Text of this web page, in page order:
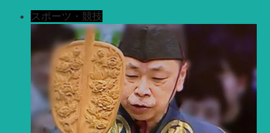
スポーツ・競技